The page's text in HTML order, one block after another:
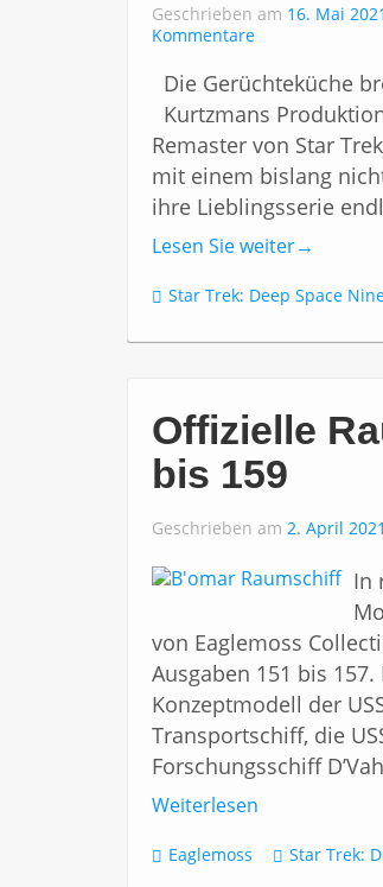
Geschrieben am 16. Mai 2021
Kommentare
Die Gerüchteküche
Kurtzmans
Remaster von Star
mit einem bislang
ihre Lieblingsserie
Lesen Sie weiter→
Star Trek: Deep Space
Offizielle
bis 159
Geschrieben am 2. April 2021
In
von Eaglemoss
Ausgaben 151 bis
Konzeptmodell der
Transportschiff, die
Forschungsschiff
Weiterlesen
Eaglemoss Star Trek: